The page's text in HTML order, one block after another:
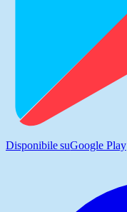
Disponibile suGoogle Play